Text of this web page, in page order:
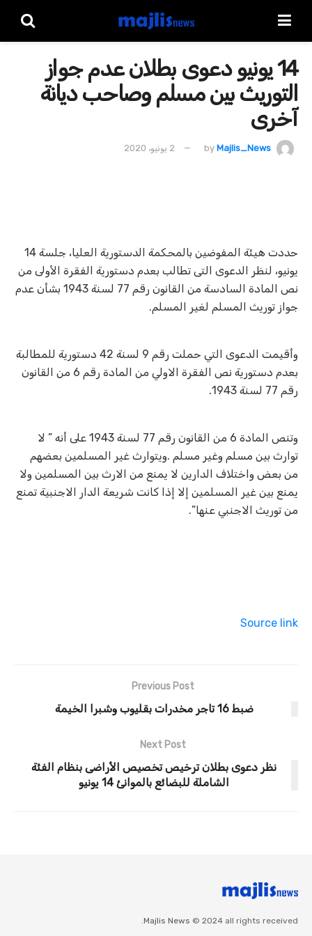
14 يونيو دعوى بطلان عدم جواز
التوريث بين مسلم وصاحب ديانة
آخرى
by Majlis_News 2 يونيو، 2020
حددت هيئة المفوضين بالمحكمة الدستورية العليا، جلسة 14
يونيو، لنظر الدعوى التى تطالب بعدم دستورية الفقرة الأولى من
نص المادة السادسة من القانون رقم 77 لسنة 1943 بشأن عدم
جواز توريث المسلم لغير المسلم.
وأقيمت الدعوى التي حملت رقم 9 لسنة 42 دستورية للمطالبة
بعدم دستورية نص الفقرة الاولي من المادة رقم 6 من القانون
رقم 77 لسنة 1943.
وتنص المادة 6 من القانون رقم 77 لسنة 1943 على أنه ” لا
توارث بين مسلم وغير مسلم .ويتوارث غير المسلمين بعضهم
من بعض واختلاف الدارين لا يمنع من الارث بين المسلمين ولا
يمنع بين غير المسلمين إلا إذا كانت شريعة الدار الاجنبية تمنع
من توريث الاجنبي عنها”.
Source link
Previous Post
ضبط 16 تاجر مخدرات بقليوب وشبرا الخيمة
Next Post
نظر دعوى بطلان ترخيص تخصيص الأراضى بنظام الفئة
الشاملة للبضائع بالموانئ 14 يونيو
Majlis News © 2024 all rights received.